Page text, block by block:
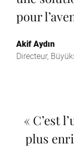
pour
Akif Aydın
Directeur,
« C’est
plus